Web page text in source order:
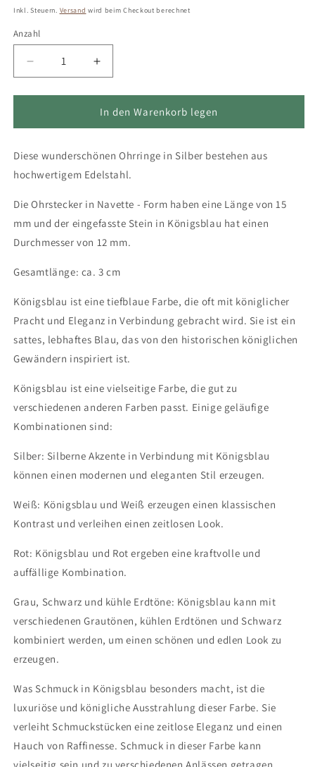
Preis
Inkl. Steuern. Versand wird beim Checkout berechnet
Anzahl
Verringere
die
Menge
Ohrringe
in
Silber
Königsblau
Erhöhe
die
Menge
für
Ohrringe
in
Silber
Königsblau
In den Warenkorb legen
Diese wunderschönen Ohrringe in Silber bestehen aus
hochwertigem Edelstahl.
Die Ohrstecker in Navette - Form haben eine Länge von 15
mm und der eingefasste Stein in Königsblau hat einen
Durchmesser von 12 mm.
Gesamtlänge: ca. 3 cm
Königsblau ist eine tiefblaue Farbe, die oft mit königlicher
Pracht und Eleganz in Verbindung gebracht wird. Sie ist ein
sattes, lebhaftes Blau, das von den historischen königlichen
Gewändern inspiriert ist.
Königsblau ist eine vielseitige Farbe, die gut zu
verschiedenen anderen Farben passt. Einige geläufige
Kombinationen sind:
Silber: Silberne Akzente in Verbindung mit Königsblau
können einen modernen und eleganten Stil erzeugen.
Weiß: Königsblau und Weiß erzeugen einen klassischen
Kontrast und verleihen einen zeitlosen Look.
Rot: Königsblau und Rot ergeben eine kraftvolle und
auffällige Kombination.
Grau, Schwarz und kühle Erdtöne: Königsblau kann mit
verschiedenen Grautönen, kühlen Erdtönen und Schwarz
kombiniert werden, um einen schönen und edlen Look zu
erzeugen.
Was Schmuck in Königsblau besonders macht, ist die
luxuriöse und königliche Ausstrahlung dieser Farbe. Sie
verleiht Schmuckstücken eine zeitlose Eleganz und einen
Hauch von Raffinesse. Schmuck in dieser Farbe kann